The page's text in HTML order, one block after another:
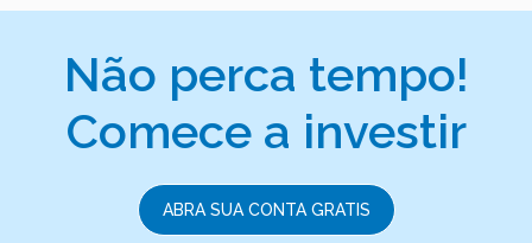
Não perca tempo!
Comece a investir
ABRA SUA CONTA GRATIS